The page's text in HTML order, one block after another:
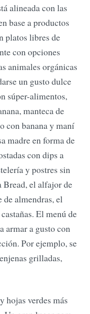
alineada con las
base a productos
platos libres de
con opciones
animales orgánicas
un gusto dulce
súper-alimentos,
manteca de
con banana y maní
madre en forma de
con dips a
y postres sin
Bread, el alfajor de
de almendras, el
El menú de
armar a gusto con
Por ejemplo, se
grilladas,
hojas verdes más